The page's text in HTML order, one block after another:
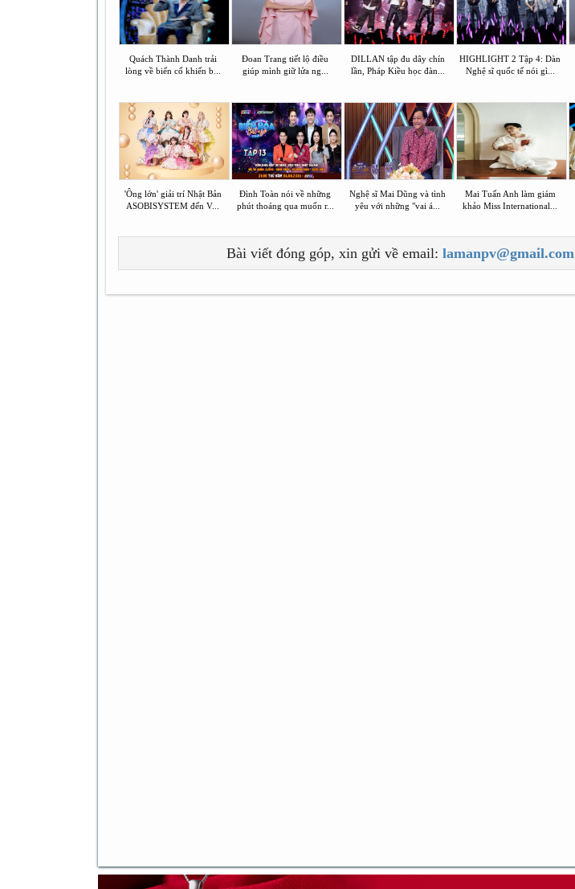
Quách Thành Danh trải
lòng về biến cố khiến b...
Đoan Trang tiết lộ điều
giúp mình giữ lửa ng...
DILLAN tập đu dây chín
lần, Pháp Kiều học đàn...
HIGHLIGHT 2 Tập 4: Dàn
Nghệ sĩ quốc tế nói gì...
'Ông lớn' giải trí Nhật Bản
ASOBISYSTEM đến V...
Đình Toàn nói về những
phút thoáng qua muốn r...
Nghệ sĩ Mai Dũng và tình
yêu với những "vai á...
Mai Tuấn Anh làm giám
khảo Miss International...
Bài viết đóng góp, xin gửi về email: lamanpv@gmail.com